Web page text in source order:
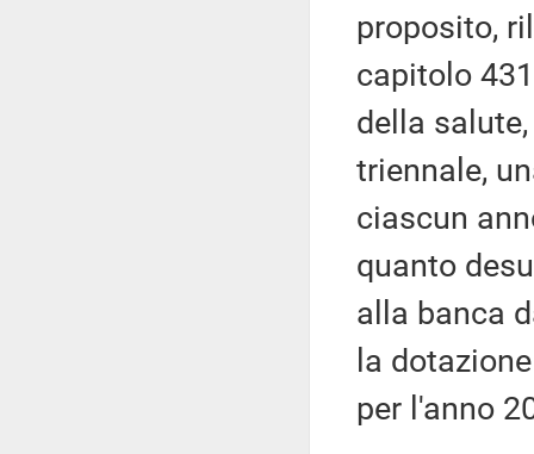
proposito,
capitolo
della
triennale,
ciascun
quanto
alla banca
la
per l'anno